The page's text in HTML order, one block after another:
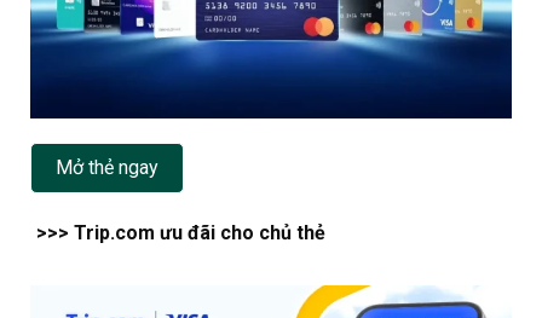
Mở thẻ ngay
>>> Trip.com ưu đãi cho chủ thẻ